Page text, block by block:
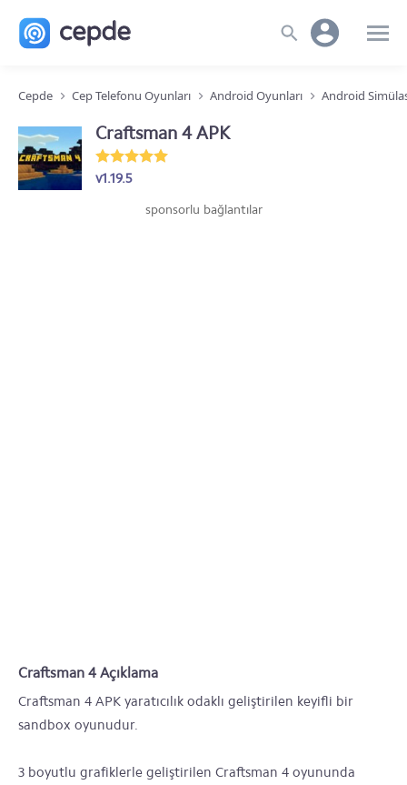
Cepde Cep Telefonu Oyunları Android Oyunları Android
Craftsman 4 APK
v1.19.5
sponsorlu bağlantılar
Craftsman 4 Açıklama
Craftsman 4 APK yaratıcılık odaklı geliştirilen keyifli bir
sandbox oyunudur.
3 boyutlu grafiklerle geliştirilen Craftsman 4 oyununda